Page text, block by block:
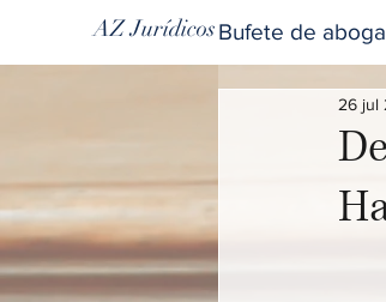
AZ JurídicosBufete de
26 jul